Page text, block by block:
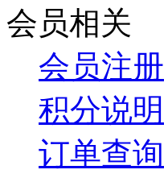
会员相关
会员注册
积分说明
订单查询